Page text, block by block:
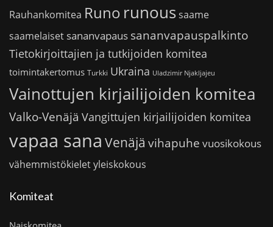
Rauhankomitea Runo runoussaame
saamelaiset sananvapaus sananvapauspalkinto
Tietokirjoittajien ja tutkijoiden komitea
toimintakertomus Turkki Ukraina Uladzimir Njakljajeu
Vainottujen kirjailijoiden komitea
Valko-Venäjä Vangittujen kirjailijoiden komitea
vapaa sana Venäjä vihapuhe vuosikokous
vähemmistökieletyleiskokous
Komiteat